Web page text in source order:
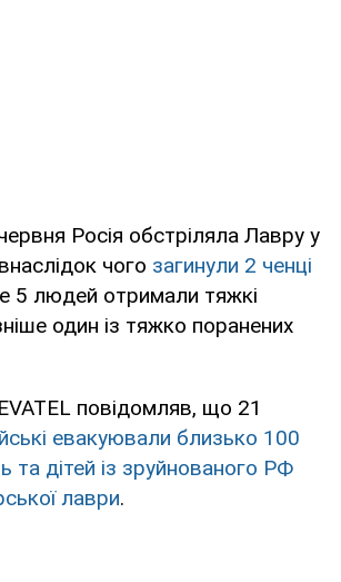
Росія обстріляла Лавру у
чого загинули 2 ченці
5 людей отримали тяжкі
один із тяжко поранених
повідомляв, що 21
евакуювали близько 100
та дітей із зруйнованого РФ
лаври.